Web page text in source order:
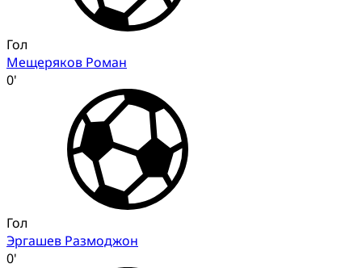
Гол
Мещеряков Роман
0'
Гол
Эргашев Размоджон
0'